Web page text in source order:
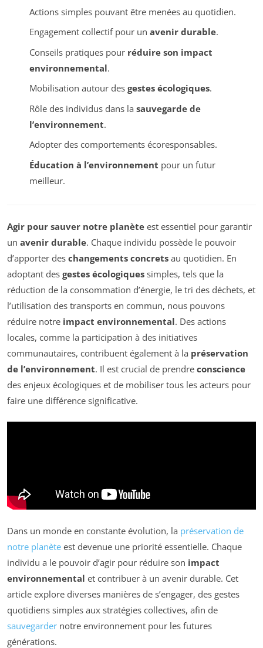
Actions simples pouvant être menées au quotidien.
Engagement collectif pour un avenir durable.
Conseils pratiques pour réduire son impact
environnemental.
Mobilisation autour des gestes écologiques.
Rôle des individus dans la sauvegarde de
l’environnement.
Adopter des comportements écoresponsables.
Éducation à l’environnement pour un futur
meilleur.
Agir pour sauver notre planète est essentiel pour garantir
un avenir durable. Chaque individu possède le pouvoir
d’apporter des changements concrets au quotidien. En
adoptant des gestes écologiques simples, tels que la
réduction de la consommation d’énergie, le tri des déchets, et
l’utilisation des transports en commun, nous pouvons
réduire notre impact environnemental. Des actions
locales, comme la participation à des initiatives
communautaires, contribuent également à la préservation
de l’environnement. Il est crucial de prendre conscience
des enjeux écologiques et de mobiliser tous les acteurs pour
faire une différence significative.
Dans un monde en constante évolution, la préservation de
notre planète est devenue une priorité essentielle. Chaque
individu a le pouvoir d’agir pour réduire son impact
environnemental et contribuer à un avenir durable. Cet
article explore diverses manières de s’engager, des gestes
quotidiens simples aux stratégies collectives, afin de
sauvegarder notre environnement pour les futures
générations.